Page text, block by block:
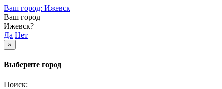
Ваш город: Ижевск
Ваш город
Ижевск?
Да Нет
×
Выберите город
Поиск: